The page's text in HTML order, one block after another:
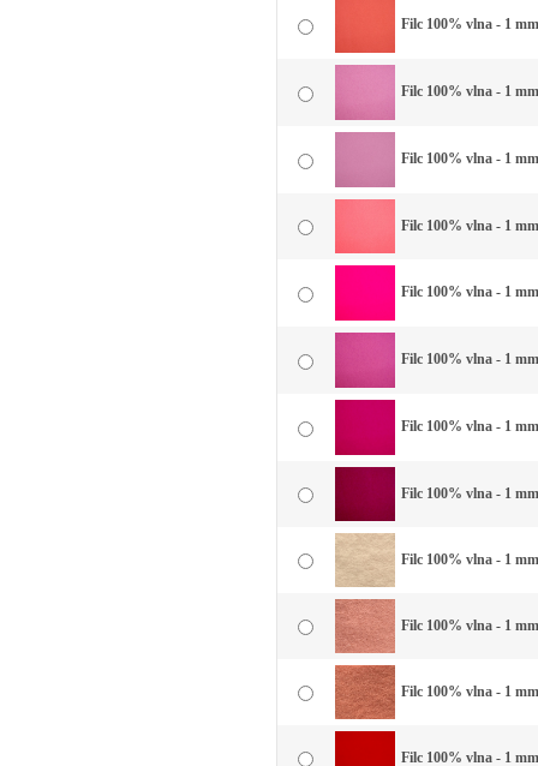
Filc 100% vlna - 1
Filc 100% vlna - 1
Filc 100% vlna - 1
Filc 100% vlna - 1
Filc 100% vlna - 1
Filc 100% vlna - 1
Filc 100% vlna - 1
Filc 100% vlna - 1
Filc 100% vlna - 1
Filc 100% vlna - 1
Filc 100% vlna - 1
Filc 100% vlna - 1